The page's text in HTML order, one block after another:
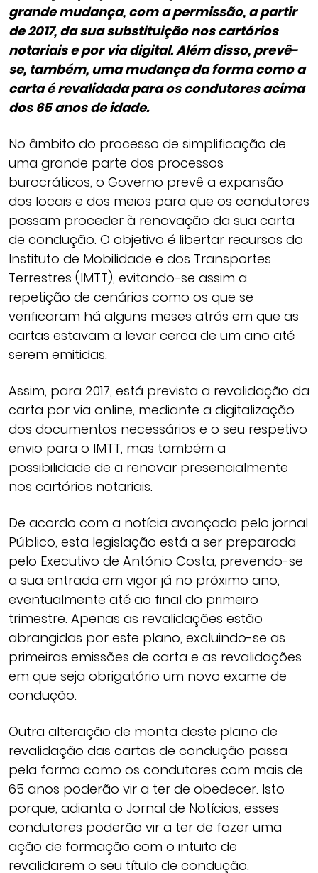
grande mudança, com a permissão, a partir
de 2017, da sua substituição nos cartórios
notariais e por via digital. Além disso, prevê-
se, também, uma mudança da forma como a
carta é revalidada para os condutores acima
dos 65 anos de idade.
No âmbito do processo de simplificação de
uma grande parte dos processos
burocráticos, o Governo prevê a expansão
dos locais e dos meios para que os condutores
possam proceder à renovação da sua carta
de condução. O objetivo é libertar recursos do
Instituto de Mobilidade e dos Transportes
Terrestres (IMTT), evitando-se assim a
repetição de cenários como os que se
verificaram há alguns meses atrás em que as
cartas estavam a levar cerca de um ano até
serem emitidas.
Assim, para 2017, está prevista a revalidação da
carta por via online, mediante a digitalização
dos documentos necessários e o seu respetivo
envio para o IMTT, mas também a
possibilidade de a renovar presencialmente
nos cartórios notariais.
De acordo com a notícia avançada pelo jornal
Público, esta legislação está a ser preparada
pelo Executivo de António Costa, prevendo-se
a sua entrada em vigor já no próximo ano,
eventualmente até ao final do primeiro
trimestre. Apenas as revalidações estão
abrangidas por este plano, excluindo-se as
primeiras emissões de carta e as revalidações
em que seja obrigatório um novo exame de
condução.
Outra alteração de monta deste plano de
revalidação das cartas de condução passa
pela forma como os condutores com mais de
65 anos poderão vir a ter de obedecer. Isto
porque, adianta o Jornal de Notícias, esses
condutores poderão vir a ter de fazer uma
ação de formação com o intuito de
revalidarem o seu título de condução.